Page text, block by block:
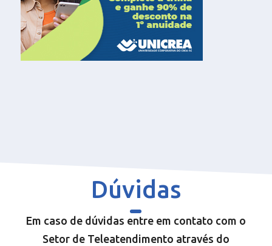
Dúvidas
Em caso de dúvidas entre em contato com o
Setor de Teleatendimento através do